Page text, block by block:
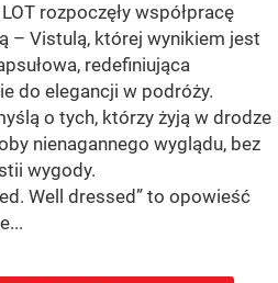
rozpoczęły współpracę
– Vistulą, której wynikiem jest
redefiniująca
do elegancji w podróży.
o tych, którzy żyją w drodze
nienagannego wyglądu, bez
wygody.
Well dressed” to opowieść